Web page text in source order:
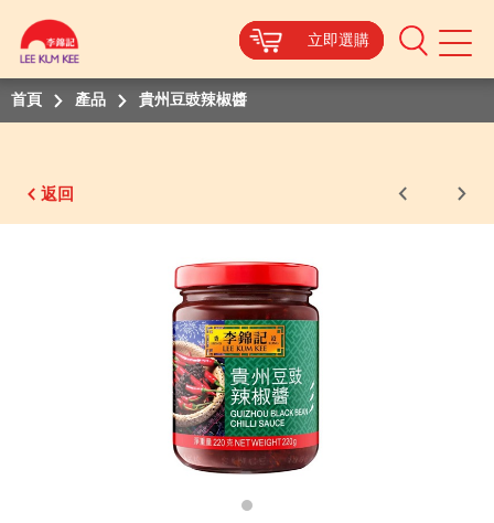
立即選購
Mobile
立即選購
立即選購
立即選購
首頁 產品 貴州豆豉辣椒醬
返回